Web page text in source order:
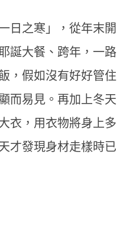
日之寒」，從年末開
誕大餐、跨年，一路
，假如沒有好好管住
而易見。再加上冬天
衣，用衣物將身上多
才發現身材走樣時已